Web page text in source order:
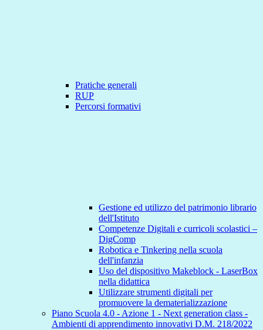
Pratiche generali
RUP
Percorsi formativi
Gestione ed utilizzo del patrimonio librario
dell'Istituto
Competenze Digitali e curricoli scolastici –
DigComp
Robotica e Tinkering nella scuola
dell'infanzia
Uso del dispositivo Makeblock - LaserBox
nella didattica
Utilizzare strumenti digitali per
promuovere la dematerializzazione
Piano Scuola 4.0 - Azione 1 - Next generation class -
Ambienti di apprendimento innovativi D.M. 218/2022